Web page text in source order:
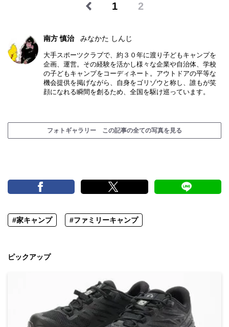
1 2
南方 慎治 みなかた しんじ
大手スポーツクラブで、約３０年に渡り子どもキャンプを
企画、運営。その経験を活かし様々な企業や自治体、学校
の子どもキャンプをコーディネート。アウトドアの平等な
機会提供を掲げながら、自身をゴリゾウと称し、誰もが笑
顔になれる瞬間を創るため、全国を駆け巡っています。
フォトギャラリー この記事の全ての写真を見る
#家キャンプ #ファミリーキャンプ
ピックアップ